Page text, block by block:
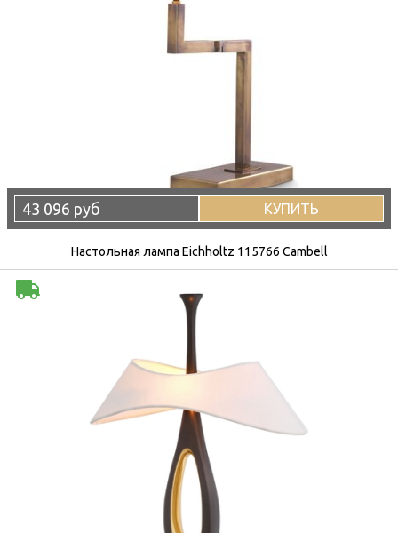
43 096 руб КУПИТЬ
Настольная лампа Eichholtz 115766 Cambell